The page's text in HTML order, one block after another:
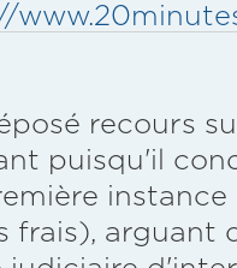
recours
puisqu'il
frais), arguant